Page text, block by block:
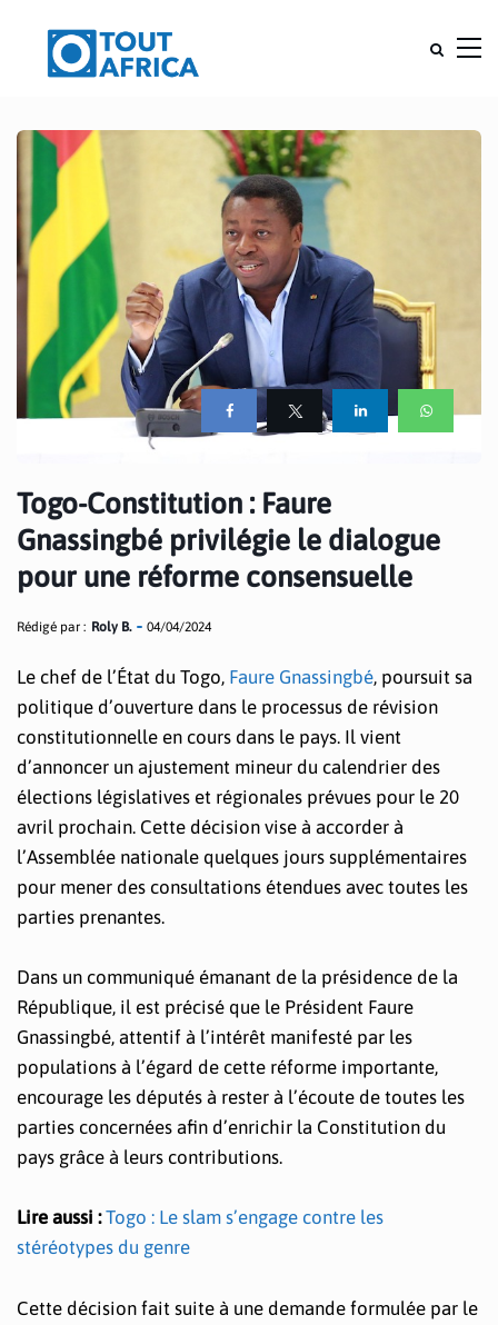
Togo-Constitution : Faure
Gnassingbé privilégie le dialogue
pour une réforme consensuelle
Rédigé par : Roly B. 04/04/2024
Le chef de l’État du Togo, Faure Gnassingbé, poursuit sa
politique d’ouverture dans le processus de révision
constitutionnelle en cours dans le pays. Il vient
d’annoncer un ajustement mineur du calendrier des
élections législatives et régionales prévues pour le 20
avril prochain. Cette décision vise à accorder à
l’Assemblée nationale quelques jours supplémentaires
pour mener des consultations étendues avec toutes les
parties prenantes.
Dans un communiqué émanant de la présidence de la
République, il est précisé que le Président Faure
Gnassingbé, attentif à l’intérêt manifesté par les
populations à l’égard de cette réforme importante,
encourage les députés à rester à l’écoute de toutes les
parties concernées afin d’enrichir la Constitution du
pays grâce à leurs contributions.
Lire aussi :Togo : Le slam s’engage contre les
stéréotypes du genre
Cette décision fait suite à une demande formulée par le